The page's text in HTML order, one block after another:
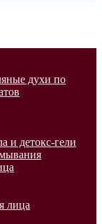
духи по
и детокс-гели
лица